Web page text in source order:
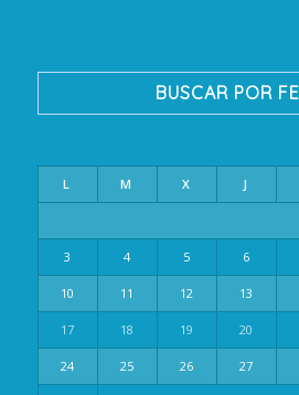
BUSCAR POR
L M X J
3 4 5 6
10 11 12 13
17 18 19 20
24 25 26 27